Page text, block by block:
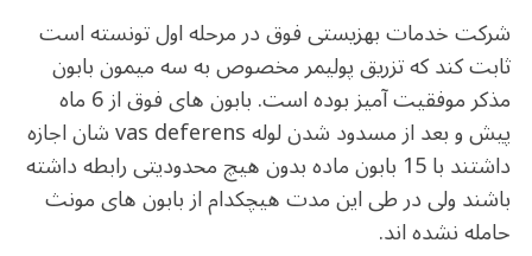
شرکت خدمات بهزیستی فوق در مرحله اول تونسته است
ثابت کند که تزریق پولیمر مخصوص به سه میمون بابون
مذکر موفقیت آمیز بوده است. بابون های فوق از 6 ماه
پیش و بعد از مسدود شدن لوله vas deferens شان اجازه
داشتند با 15 بابون ماده بدون هیچ محدودیتی رابطه داشته
باشند ولی در طی این مدت هیچکدام از بابون های مونث
حامله نشده اند.